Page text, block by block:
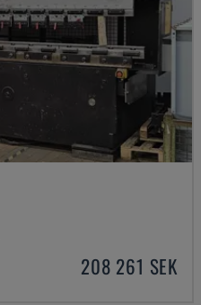
208 261 SEK